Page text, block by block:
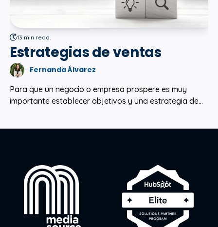
13 min read.
Estrategias de ventas
Fernanda Álvarez
Para que un negocio o empresa prospere es muy
importante establecer objetivos y una estrategia de...